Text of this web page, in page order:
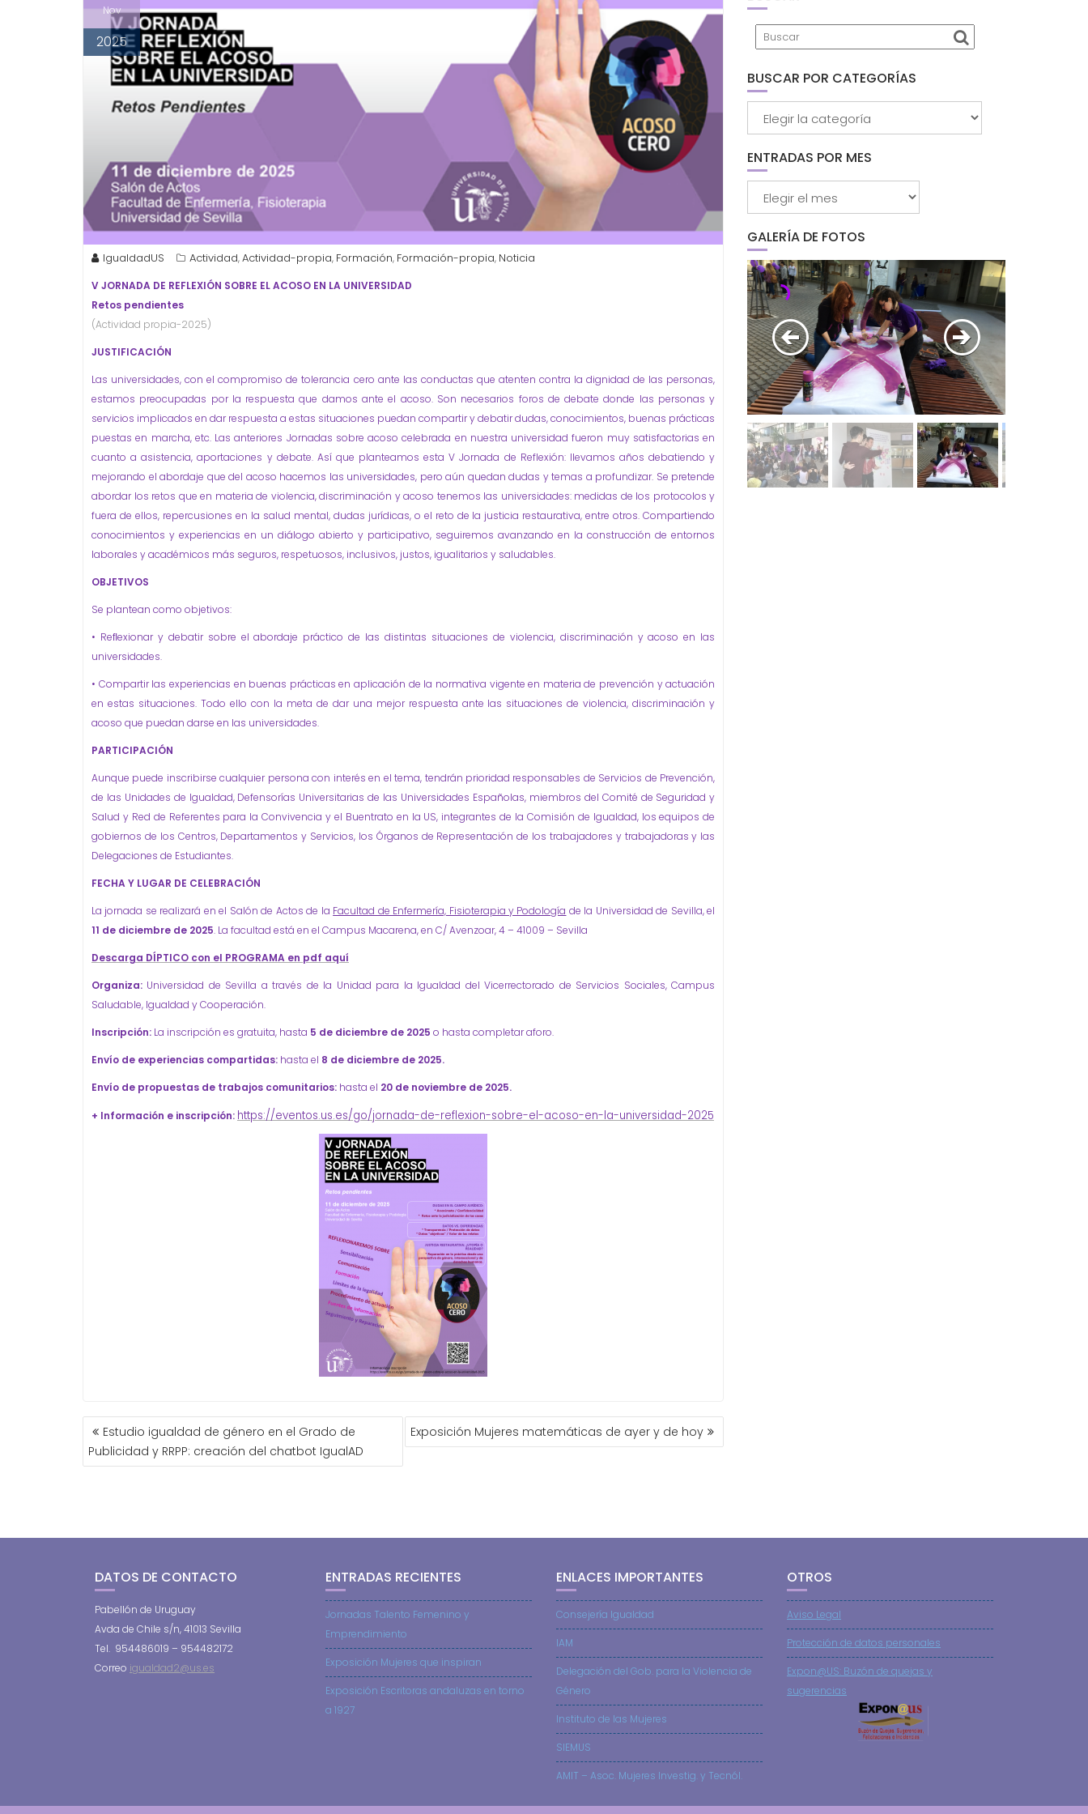
Nov
2025
IgualdadUS Actividad,Actividad-propia, Formación, Formación-propia, Noticia
V JORNADA DE REFLEXIÓN SOBRE EL ACOSO EN LA UNIVERSIDAD
Retos pendientes
(Actividad propia-2025)
JUSTIFICACIÓN
Las universidades, con el compromiso de tolerancia cero ante las conductas que atenten contra la dignidad de las personas,
estamos preocupadas por la respuesta que damos ante el acoso. Son necesarios foros de debate donde las personas y
servicios implicados en dar respuesta a estas situaciones puedan compartir y debatir dudas, conocimientos, buenas prácticas
puestas en marcha, etc. Las anteriores Jornadas sobre acoso celebrada en nuestra universidad fueron muy satisfactorias en
cuanto a asistencia, aportaciones y debate. Así que planteamos esta V Jornada de Reflexión: llevamos años debatiendo y
mejorando el abordaje que del acoso hacemos las universidades, pero aún quedan dudas y temas a profundizar. Se pretende
abordar los retos que en materia de violencia, discriminación y acoso tenemos las universidades: medidas de los protocolos y
fuera de ellos, repercusiones en la salud mental, dudas jurídicas, o el reto de la justicia restaurativa, entre otros. Compartiendo
conocimientos y experiencias en un diálogo abierto y participativo, seguiremos avanzando en la construcción de entornos
laborales y académicos más seguros, respetuosos, inclusivos, justos, igualitarios y saludables.
OBJETIVOS
Se plantean como objetivos:
• Reﬂexionar y debatir sobre el abordaje práctico de las distintas situaciones de violencia, discriminación y acoso en las
universidades.
• Compartir las experiencias en buenas prácticas en aplicación de la normativa vigente en materia de prevención y actuación
en estas situaciones. Todo ello con la meta de dar una mejor respuesta ante las situaciones de violencia, discriminación y
acoso que puedan darse en las universidades.
PARTICIPACIÓN
Aunque puede inscribirse cualquier persona con interés en el tema, tendrán prioridad responsables de Servicios de Prevención,
de las Unidades de Igualdad, Defensorías Universitarias de las Universidades Españolas, miembros del Comité de Seguridad y
Salud y Red de Referentes para la Convivencia y el Buentrato en la US, integrantes de la Comisión de Igualdad, los equipos de
gobiernos de los Centros, Departamentos y Servicios, los Órganos de Representación de los trabajadores y trabajadoras y las
Delegaciones de Estudiantes.
FECHA Y LUGAR DE CELEBRACIÓN
La jornada se realizará en el Salón de Actos de la Facultad de Enfermería, Fisioterapia y Podología de la Universidad de Sevilla, el
11 de diciembre de 2025. La facultad está en el Campus Macarena, en C/ Avenzoar, 4 – 41009 – Sevilla
Descarga DÍPTICO con el PROGRAMA en pdf aquí
Organiza: Universidad de Sevilla a través de la Unidad para la Igualdad del Vicerrectorado de Servicios Sociales, Campus
Saludable, Igualdad y Cooperación.
Inscripción: La inscripción es gratuita, hasta 5 de diciembre de 2025 o hasta completar aforo.
Envío de experiencias compartidas: hasta el 8 de diciembre de 2025.
Envío de propuestas de trabajos comunitarios: hasta el 20 de noviembre de 2025.
+ Información e inscripción: https://eventos.us.es/go/jornada-de-reflexion-sobre-el-acoso-en-la-universidad-2025
NAVEGACIÓN
DE
ENTRADAS
Estudio igualdad de género en el Grado de
Publicidad y RRPP: creación del chatbot IgualAD
Exposición Mujeres matemáticas de ayer y de hoy
BUSCAR POR CATEGORÍAS
ENTRADAS POR MES
GALERÍA DE FOTOS
DATOS DE CONTACTO
Pabellón de Uruguay
Avda de Chile s/n, 41013 Sevilla
Tel. 954486019 – 954482172
Correo igualdad2@us.es
ENTRADAS RECIENTES
Jornadas Talento Femenino y
Emprendimiento
Exposición Mujeres que inspiran
Exposición Escritoras andaluzas en torno
a 1927
ENLACES IMPORTANTES
Consejería Igualdad
IAM
Delegación del Gob. para la Violencia de
Género
Instituto de las Mujeres
SIEMUS
AMIT – Asoc. Mujeres Investig. y Tecnól.
OTROS
Aviso Legal
Protección de datos personales
Expon@US: Buzón de quejas y
sugerencias